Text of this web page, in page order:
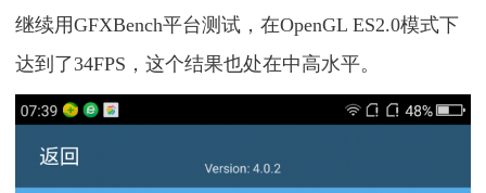
继续用GFXBench平台测试，在OpenGL ES2.0模式下
达到了34FPS，这个结果也处在中高水平。